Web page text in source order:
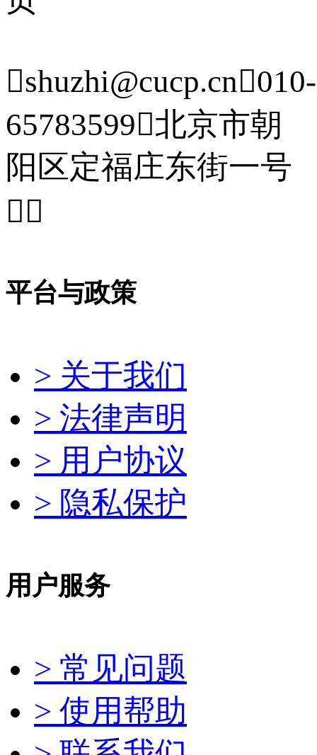
shuzhi@cucp.cn010-
65783599北京市朝
阳区定福庄东街一号

平台与政策
> 关于我们
> 法律声明
> 用户协议
> 隐私保护
用户服务
> 常见问题
> 使用帮助